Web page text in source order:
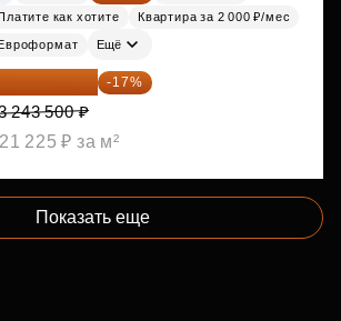
как хотите
Квартира за 2 000 ₽/мес
Ещё
292 105 ₽ -17%
243 500 ₽
225 ₽ за м²
Показать еще